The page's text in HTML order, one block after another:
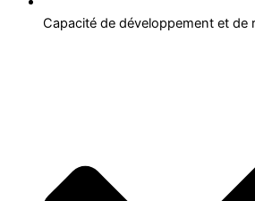
Capacité de développement et de